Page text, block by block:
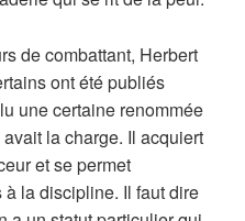
de combattant, Herbert
ont été publiés
une certaine renommée
la charge. Il acquiert
et se permet
la discipline. Il faut dire